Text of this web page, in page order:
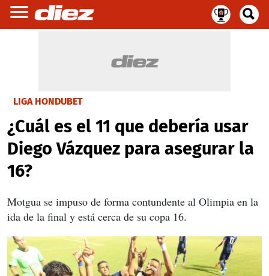
LIGA HONDUBET
¿Cuál es el 11 que debería usar
Diego Vázquez para asegurar la
16?
Motgua se impuso de forma contundente al Olimpia en la
ida de la final y está cerca de su copa 16.